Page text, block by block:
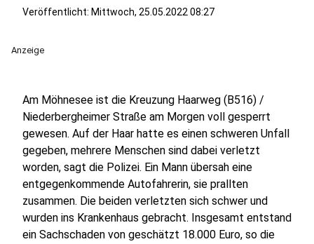
Veröffentlicht: Mittwoch, 25.05.2022 08:27
Anzeige
Am Möhnesee ist die Kreuzung Haarweg (B516) /
Niederbergheimer Straße am Morgen voll gesperrt
gewesen. Auf der Haar hatte es einen schweren Unfall
gegeben, mehrere Menschen sind dabei verletzt
worden, sagt die Polizei. Ein Mann übersah eine
entgegenkommende Autofahrerin, sie prallten
zusammen. Die beiden verletzten sich schwer und
wurden ins Krankenhaus gebracht. Insgesamt entstand
ein Sachschaden von geschätzt 18.000 Euro, so die